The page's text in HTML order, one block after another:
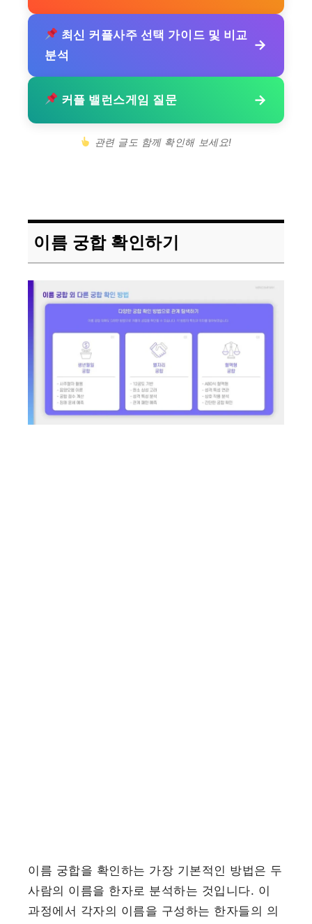
최신 커플사주 선택 가이드 및 비교
분석
→
커플 밸런스게임 질문 →
관련 글도 함께 확인해 보세요!
이름 궁합 확인하기
이름 궁합을 확인하는 가장 기본적인 방법은 두
사람의 이름을 한자로 분석하는 것입니다. 이
과정에서 각자의 이름을 구성하는 한자들의 의